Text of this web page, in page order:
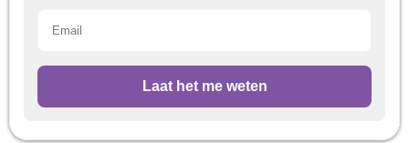
Laat het me weten